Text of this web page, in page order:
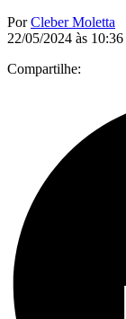
PorCleber Moletta
22/05/2024 às 10:36
Compartilhe: